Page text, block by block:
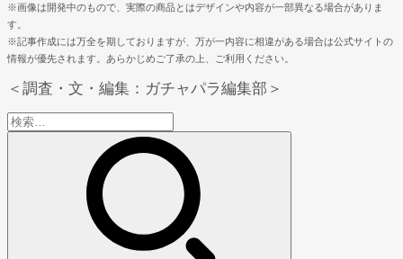
※画像は開発中のもので、実際の商品とはデザインや内容が一部異なる場合がありま
す。
※記事作成には万全を期しておりますが、万が一内容に相違がある場合は公式サイトの
情報が優先されます。あらかじめご了承の上、ご利用ください。
＜調査・文・編集：ガチャパラ編集部＞
検
索: